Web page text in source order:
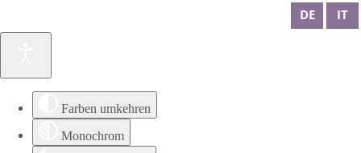
Farben umkehren
Monochrom
DE IT